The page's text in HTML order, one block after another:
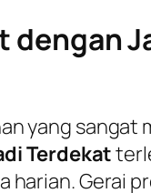
yang
Terdekat
Gerai